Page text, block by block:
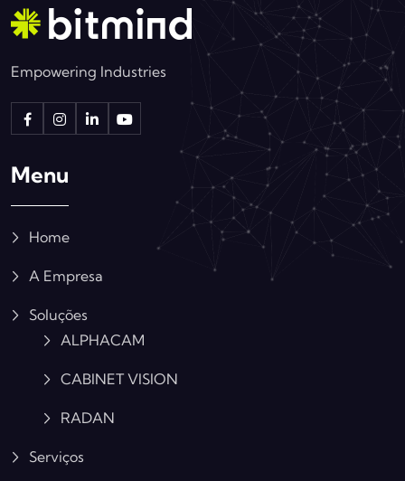
Empowering Industries
Menu
Home
A Empresa
Soluções
ALPHACAM
CABINET VISION
RADAN
Serviços